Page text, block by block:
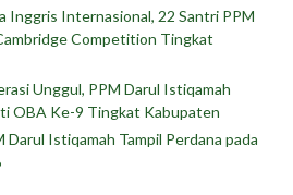
Inggris Internasional, 22 Santri PPM
Competition Tingkat
Unggul, PPM Darul Istiqamah
OBA Ke-9 Tingkat Kabupaten
Darul Istiqamah Tampil Perdana pada